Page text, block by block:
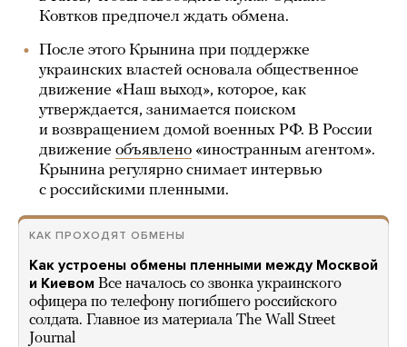
Ковтков предпочел ждать обмена.
После этого Крынина при поддержке
украинских властей основала общественное
движение «Наш выход», которое, как
утверждается, занимается поиском
и возвращением домой военных РФ. В России
движение объявлено «иностранным агентом».
Крынина регулярно снимает интервью
с российскими пленными.
КАК ПРОХОДЯТ ОБМЕНЫ
Как устроены обмены пленными между Москвой
и Киевом Все началось со звонка украинского
офицера по телефону погибшего российского
солдата. Главное из материала The Wall Street
Journal